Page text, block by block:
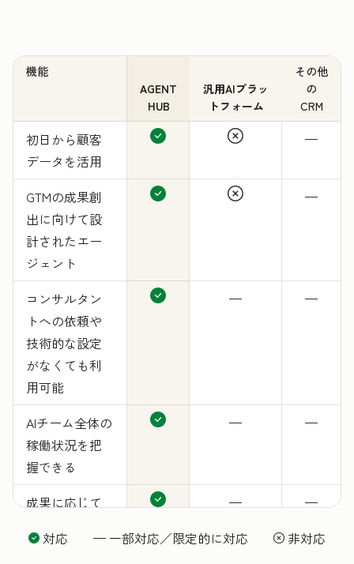
機能
AGENT
HUB
汎用AIプラッ
トフォーム
その他
の
CRM
初日から顧客
データを活用
—
GTMの成果創
出に向けて設
計されたエー
ジェント
—
コンサルタン
トへの依頼や
技術的な設定
がなくても利
用可能
— —
AIチーム全体の
稼働状況を把
握できる
— —
成果に応じて
—
—
対応 — 一部対応／限定的に対応
非対応